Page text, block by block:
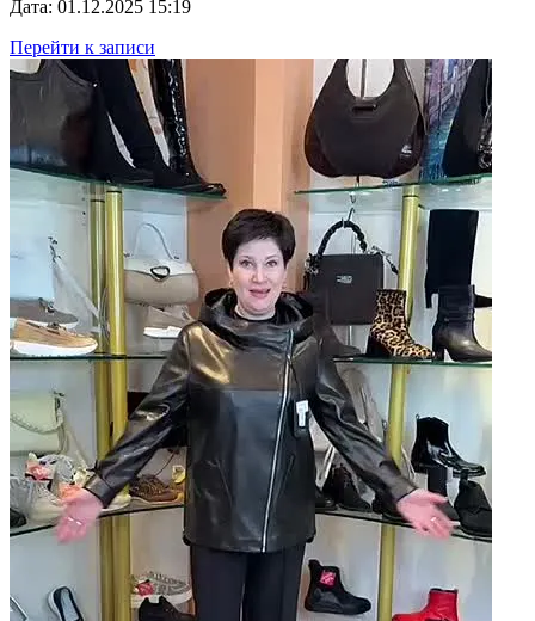
Дата: 01.12.2025 15:19
Перейти к записи